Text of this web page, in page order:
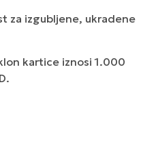
za izgubljene, ukradene
kartice iznosi 1.000